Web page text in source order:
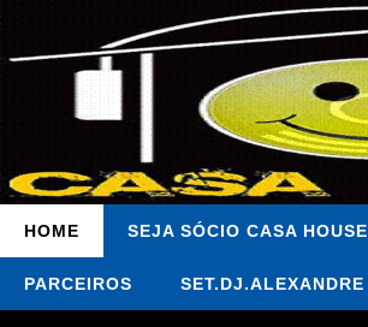
HOME SEJA SÓCIO CASA HOUSE
PARCEIROS SET.DJ.ALEXANDRE